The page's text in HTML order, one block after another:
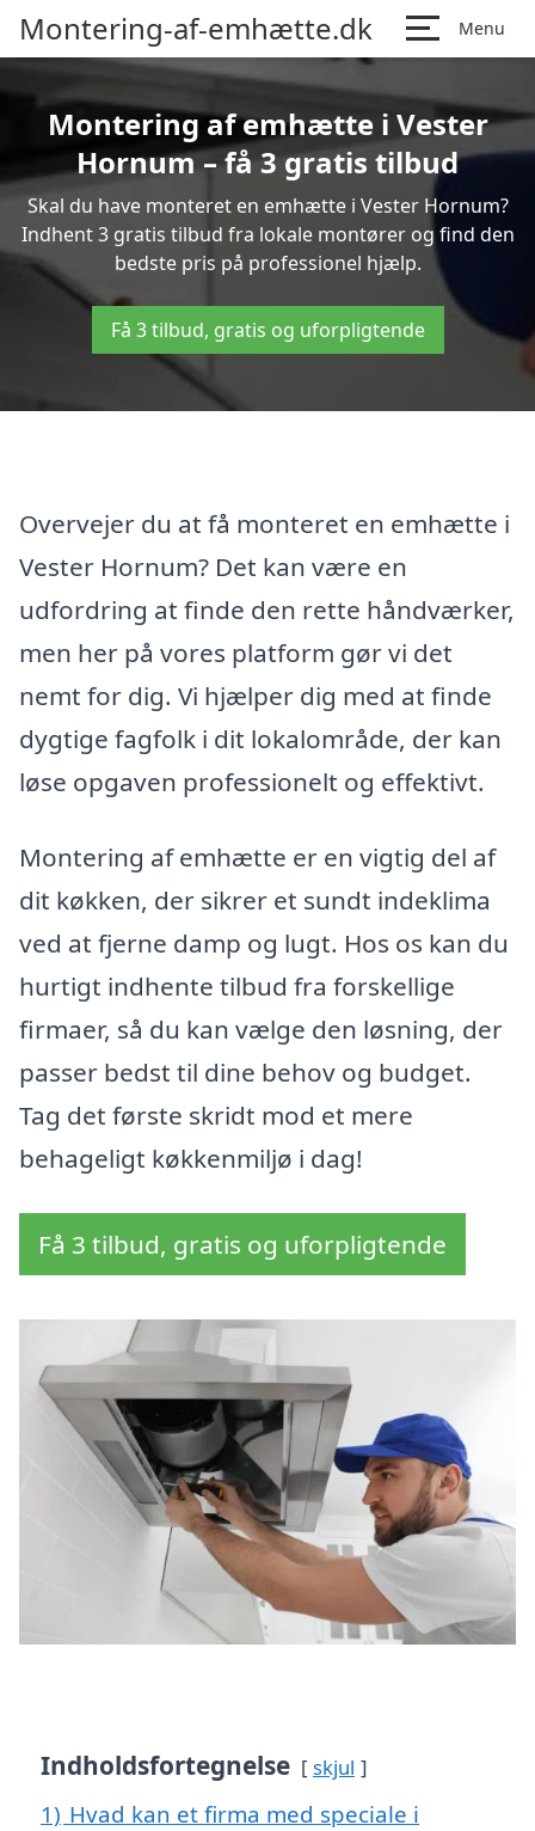
Montering-af-emhætte.dk Menu
Montering af emhætte i Vester
Hornum – få 3 gratis tilbud
Skal du have monteret en emhætte i Vester Hornum?
Indhent 3 gratis tilbud fra lokale montører og find den
bedste pris på professionel hjælp.
Få 3 tilbud, gratis og uforpligtende
Overvejer du at få monteret en emhætte i
Vester Hornum? Det kan være en
udfordring at finde den rette håndværker,
men her på vores platform gør vi det
nemt for dig. Vi hjælper dig med at finde
dygtige fagfolk i dit lokalområde, der kan
løse opgaven professionelt og effektivt.
Montering af emhætte er en vigtig del af
dit køkken, der sikrer et sundt indeklima
ved at fjerne damp og lugt. Hos os kan du
hurtigt indhente tilbud fra forskellige
firmaer, så du kan vælge den løsning, der
passer bedst til dine behov og budget.
Tag det første skridt mod et mere
behageligt køkkenmiljø i dag!
Få 3 tilbud, gratis og uforpligtende
Indholdsfortegnelse skjul
1) Hvad kan et firma med speciale i